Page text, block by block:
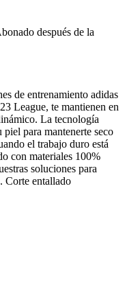
después de la
de entrenamiento adidas
League, te mantienen en
La tecnología
para mantenerte seco
el trabajo duro está
con materiales 100%
soluciones para
Corte entallado